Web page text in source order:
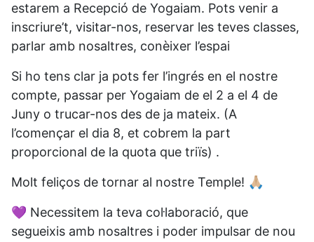
estarem a Recepció de Yogaiam. Pots venir a
inscriure’t, visitar-nos, reservar les teves classes,
parlar amb nosaltres, conèixer l’espai
Si ho tens clar ja pots fer l’ingrés en el nostre
compte, passar per Yogaiam de el 2 a el 4 de
Juny o trucar-nos des de ja mateix. (A
l’començar el dia 8, et cobrem la part
proporcional de la quota que triïs) .
Molt feliços de tornar al nostre Temple! 🙏🏼
💜 Necessitem la teva col·laboració, que
segueixis amb nosaltres i poder impulsar de nou